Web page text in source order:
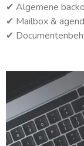
✔ Algemene
✔ Mailbox &
✔